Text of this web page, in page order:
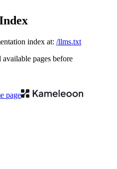
index at: /llms.txt
pages before
page